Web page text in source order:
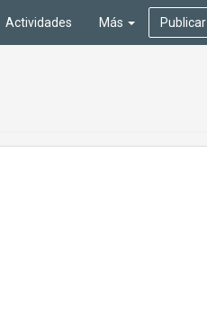
Actividades Más Publicar